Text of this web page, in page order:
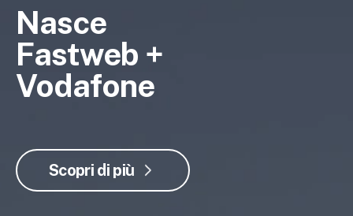
Nasce
Fastweb +
Vodafone
Scopri di più